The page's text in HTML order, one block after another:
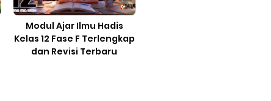
Modul Ajar Ilmu Hadis
Kelas 12 Fase F Terlengkap
dan Revisi Terbaru